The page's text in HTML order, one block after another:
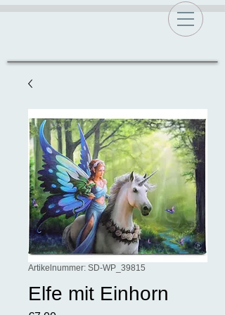
Artikelnummer: SD-WP_39815
Elfe mit Einhorn